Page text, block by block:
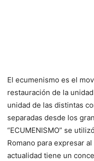
El ecumenismo es el
restauración de la
unidad de las distintas
separadas desde los
“ECUMENISMO” se
Romano para expresar
actualidad tiene un